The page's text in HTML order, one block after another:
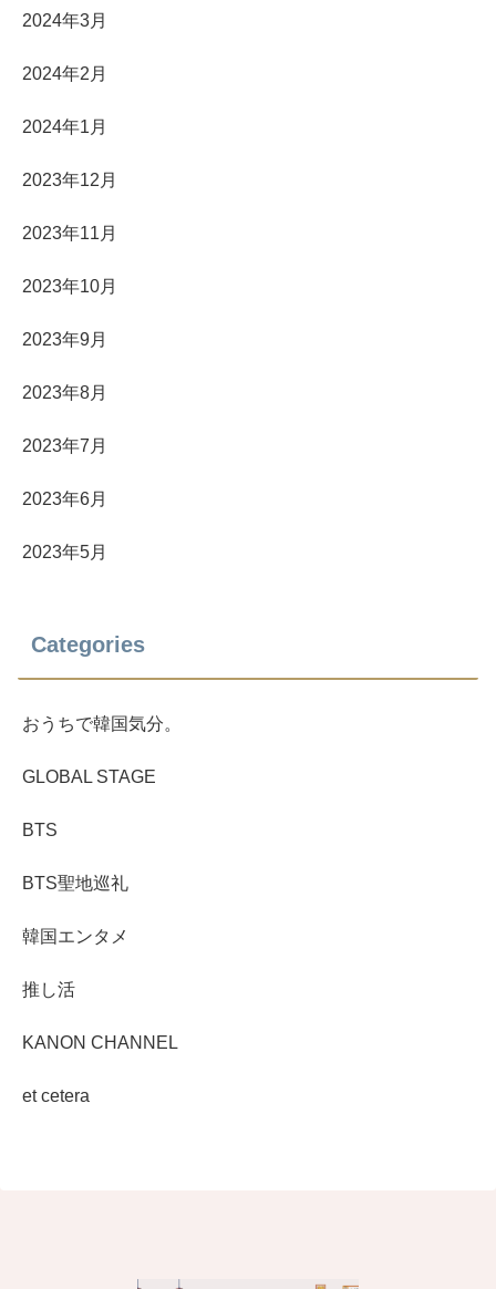
2024年3月
2024年2月
2024年1月
2023年12月
2023年11月
2023年10月
2023年9月
2023年8月
2023年7月
2023年6月
2023年5月
Categories
おうちで韓国気分。
GLOBAL STAGE
BTS
BTS聖地巡礼
韓国エンタメ
推し活
KANON CHANNEL
et cetera